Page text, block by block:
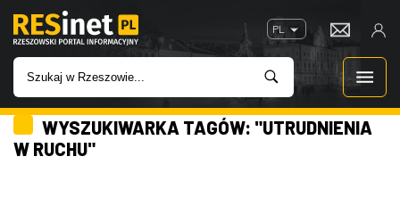
PL
WIADOMOŚCI
WYSZUKIWARKA TAGÓW: "UTRUDNIENIA
W RUCHU"